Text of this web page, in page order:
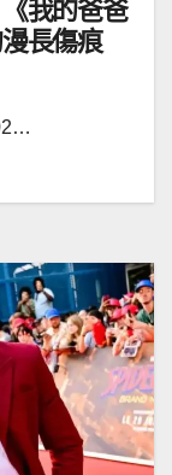
我的爸爸
長傷痕